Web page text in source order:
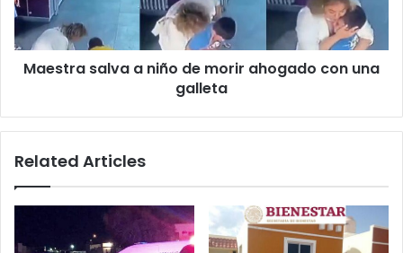
ahogado
con
una
galleta
Maestra salva a niño de morir ahogado con una
galleta
Related Articles